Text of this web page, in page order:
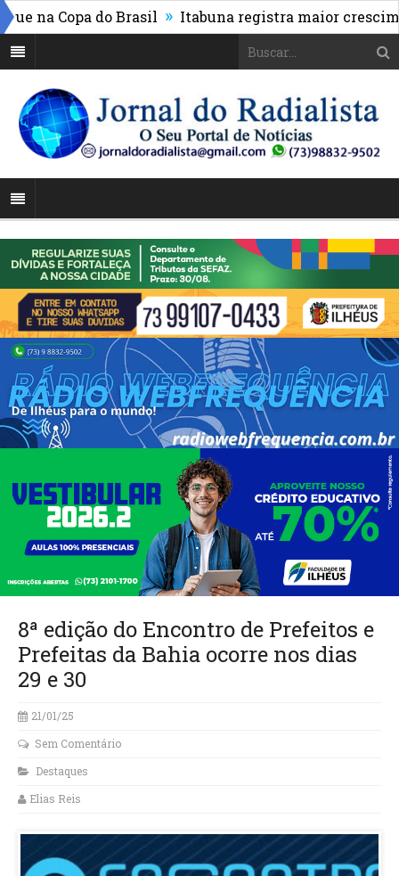
Copa do Brasil » Itabuna registra maior crescimento
8ª edição do Encontro de Prefeitos e
Prefeitas da Bahia ocorre nos dias
29 e 30
21/01/25
Sem Comentário
Destaques
Elias Reis